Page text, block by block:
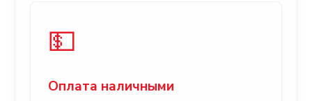
💵
Оплата наличными